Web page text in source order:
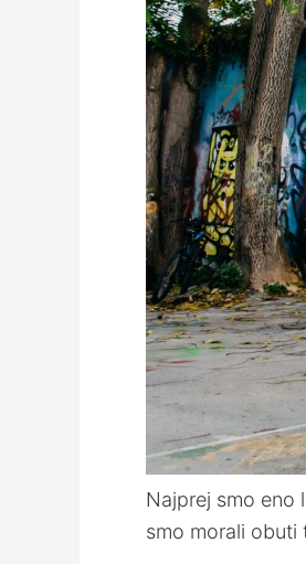
Najprej smo eno
smo morali obuti